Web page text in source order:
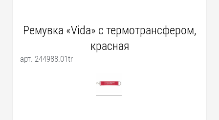
Ремувка «Vida» с термотрансфером,
красная
арт. 244988.01tr